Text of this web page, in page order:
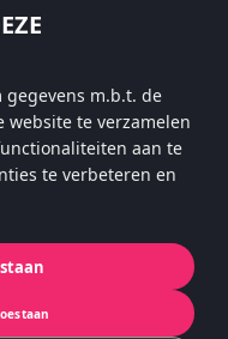
gegevens m.b.t. de
website te verzamelen
aan te
te verbeteren en
& Friends